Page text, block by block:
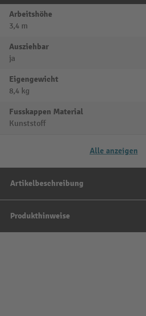
Arbeitshöhe
3,4 m
Ausziehbar
ja
Eigengewicht
8,4 kg
Fusskappen Material
Kunststoff
Alle anzeigen
Artikelbeschreibung
Produkthinweise